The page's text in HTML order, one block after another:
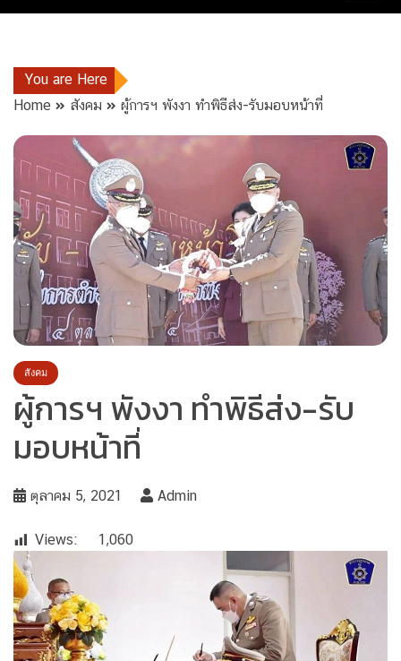
You are Here
Home
สังคม ผู้การฯ พังงา ทำพิธีส่ง-รับมอบหน้าที่
สังคม
ผู้การฯ พังงา ทำพิธีส่ง-รับ
มอบหน้าที่
ตุลาคม 5, 2021 Admin
Views: 1,060